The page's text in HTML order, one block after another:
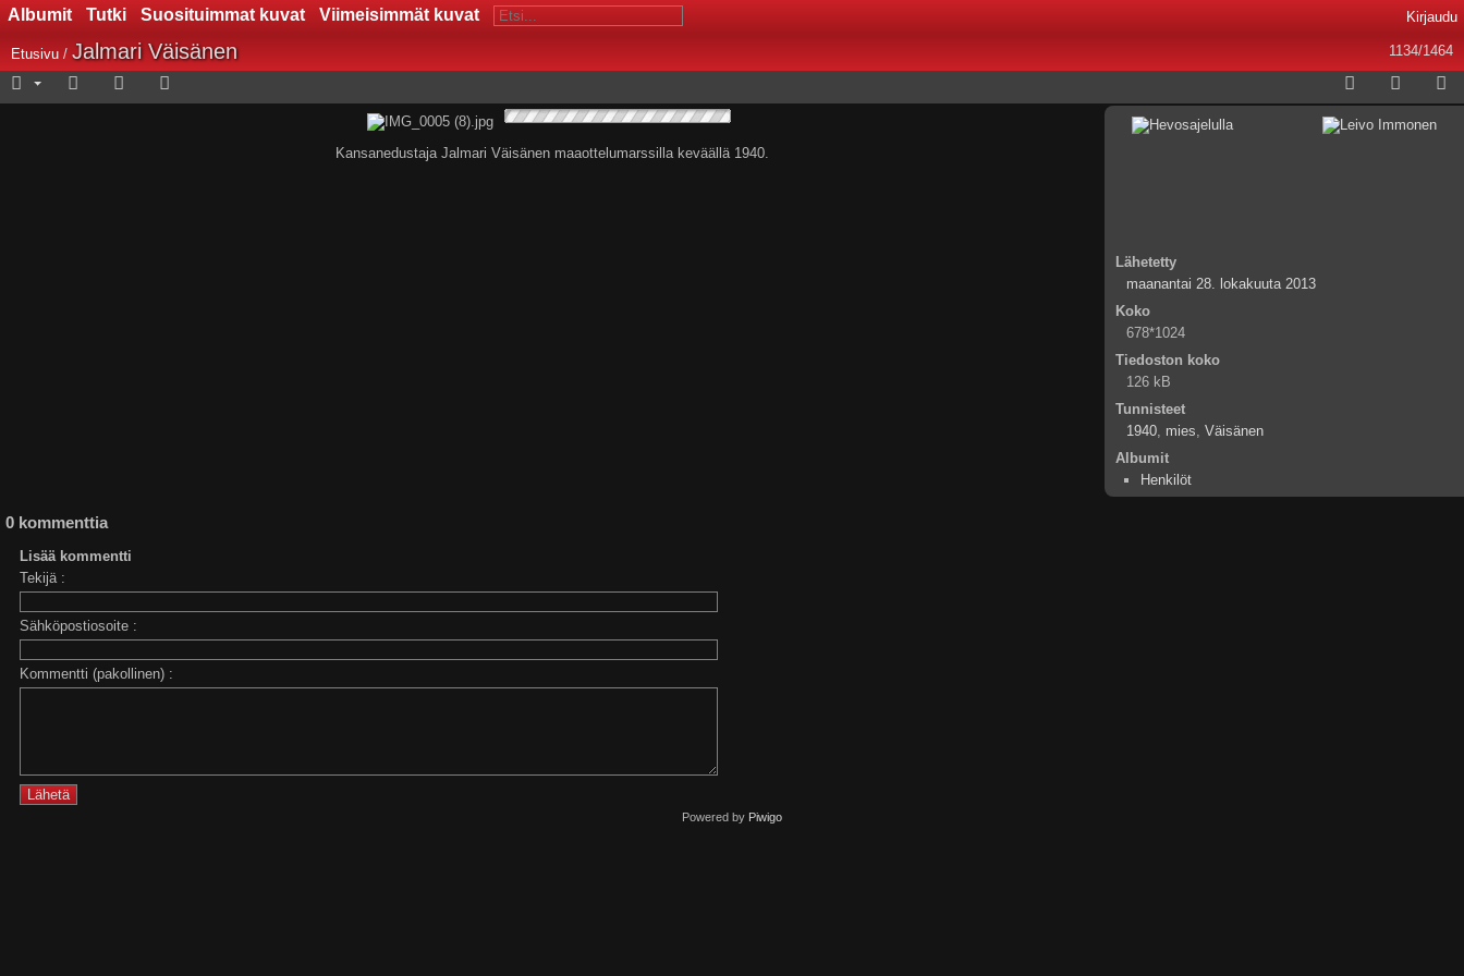
Albumit Tutki Suosituimmat kuvat Viimeisimmät kuvat Kirjaudu
1134/1464
Etusivu / Jalmari Väisänen
Kansanedustaja Jalmari Väisänen maaottelumarssilla keväällä 1940.
Lähetetty
maanantai 28. lokakuuta 2013
Koko
678*1024
Tiedoston koko
126 kB
Tunnisteet
1940, mies, Väisänen
Albumit
Henkilöt
0 kommenttia
Lisää kommentti
Tekijä :
Sähköpostiosoite :
Kommentti (pakollinen) :
Powered by Piwigo